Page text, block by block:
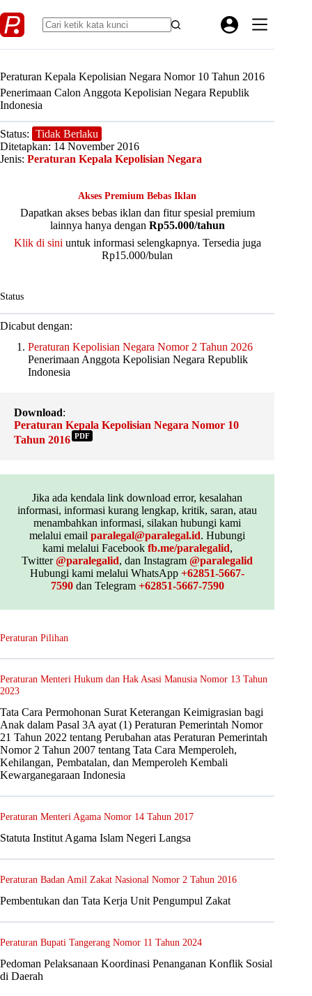
to
content
Peraturan Kepala Kepolisian Negara Nomor 10 Tahun 2016
Penerimaan Calon Anggota Kepolisian Negara Republik
Indonesia
Status: Tidak Berlaku
Ditetapkan: 14 November 2016
Jenis: Peraturan Kepala Kepolisian Negara
Akses Premium Bebas Iklan
Dapatkan akses bebas iklan dan fitur spesial premium
lainnya hanya dengan Rp55.000/tahun
Klik di sini untuk informasi selengkapnya. Tersedia juga
Rp15.000/bulan
Status
Dicabut dengan:
Peraturan Kepolisian Negara Nomor 2 Tahun 2026
Penerimaan Anggota Kepolisian Negara Republik
Indonesia
Download:
Peraturan Kepala Kepolisian Negara Nomor 10
Tahun 2016 PDF
Jika ada kendala link download error, kesalahan
informasi, informasi kurang lengkap, kritik, saran, atau
menambahkan informasi, silakan hubungi kami
melalui emailparalegal@paralegal.id. Hubungi
kami melalui Facebook fb.me/paralegalid,
Twitter@paralegalid, dan Instagram@paralegalid
Hubungi kami melalui WhatsApp+62851-5667-
7590dan Telegram +62851-5667-7590
Peraturan Pilihan
Peraturan Menteri Hukum dan Hak Asasi Manusia Nomor 13 Tahun
2023
Tata Cara Permohonan Surat Keterangan Keimigrasian bagi
Anak dalam Pasal 3A ayat (1) Peraturan Pemerintah Nomor
21 Tahun 2022 tentang Perubahan atas Peraturan Pemerintah
Nomor 2 Tahun 2007 tentang Tata Cara Memperoleh,
Kehilangan, Pembatalan, dan Memperoleh Kembali
Kewarganegaraan Indonesia
Peraturan Menteri Agama Nomor 14 Tahun 2017
Statuta Institut Agama Islam Negeri Langsa
Peraturan Badan Amil Zakat Nasional Nomor 2 Tahun 2016
Pembentukan dan Tata Kerja Unit Pengumpul Zakat
Peraturan Bupati Tangerang Nomor 11 Tahun 2024
Pedoman Pelaksanaan Koordinasi Penanganan Konflik Sosial
di Daerah